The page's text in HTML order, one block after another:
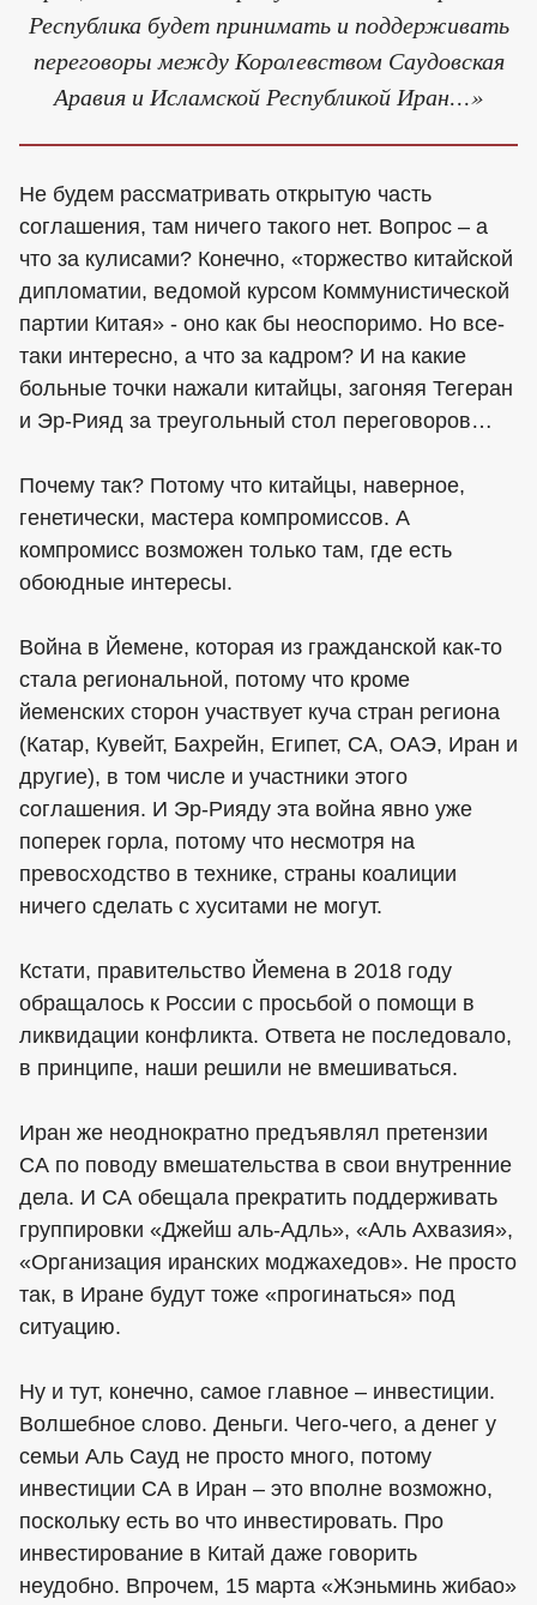
Республика будет принимать и поддерживать
переговоры между Королевством Саудовская
Аравия и Исламской Республикой Иран…»
Не будем рассматривать открытую часть
соглашения, там ничего такого нет. Вопрос – а
что за кулисами? Конечно, «торжество китайской
дипломатии, ведомой курсом Коммунистической
партии Китая» - оно как бы неоспоримо. Но все-
таки интересно, а что за кадром? И на какие
больные точки нажали китайцы, загоняя Тегеран
и Эр-Рияд за треугольный стол переговоров…
Почему так? Потому что китайцы, наверное,
генетически, мастера компромиссов. А
компромисс возможен только там, где есть
обоюдные интересы.
Война в Йемене, которая из гражданской как-то
стала региональной, потому что кроме
йеменских сторон участвует куча стран региона
(Катар, Кувейт, Бахрейн, Египет, СА, ОАЭ, Иран и
другие), в том числе и участники этого
соглашения. И Эр-Рияду эта война явно уже
поперек горла, потому что несмотря на
превосходство в технике, страны коалиции
ничего сделать с хуситами не могут.
Кстати, правительство Йемена в 2018 году
обращалось к России с просьбой о помощи в
ликвидации конфликта. Ответа не последовало,
в принципе, наши решили не вмешиваться.
Иран же неоднократно предъявлял претензии
СА по поводу вмешательства в свои внутренние
дела. И СА обещала прекратить поддерживать
группировки «Джейш аль-Адль», «Аль Ахвазия»,
«Организация иранских моджахедов». Не просто
так, в Иране будут тоже «прогинаться» под
ситуацию.
Ну и тут, конечно, самое главное – инвестиции.
Волшебное слово. Деньги. Чего-чего, а денег у
семьи Аль Сауд не просто много, потому
инвестиции СА в Иран – это вполне возможно,
поскольку есть во что инвестировать. Про
инвестирование в Китай даже говорить
неудобно. Впрочем, 15 марта «Жэньминь жибао»